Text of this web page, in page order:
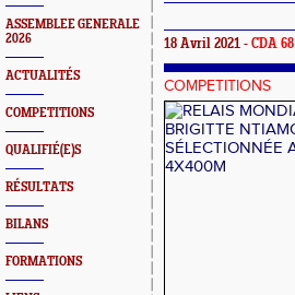
ASSEMBLEE GENERALE
2026
ACTUALITÉS
COMPETITIONS
QUALIFIÉ(E)S
RÉSULTATS
BILANS
FORMATIONS
18 Avril 2021 - CDA 68
COMPETITIONS